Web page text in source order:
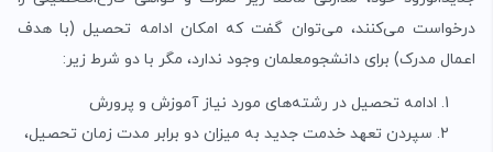
درخواست می‌کنند، می‌توان گفت که امکان ادامه تحصیل (با هدف
اعمال مدرک) برای دانشجومعلمان وجود ندارد، مگر با دو شرط زیر:
ادامه تحصیل در رشته‌های مورد نیاز آموزش و پرورش
سپردن تعهد خدمت جدید به میزان دو برابر مدت زمان تحصیل،